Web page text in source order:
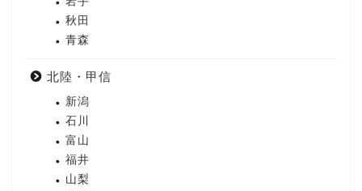
秋田
青森
北陸・甲信
新潟
石川
富山
福井
山梨